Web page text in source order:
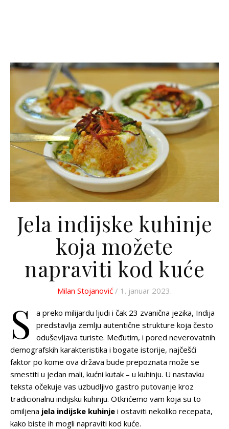
Jela indijske kuhinje
koja možete
napraviti kod kuće
Milan Stojanović / 1. januar 2023.
S
a preko milijardu ljudi i čak 23 zvanična jezika, Indija
predstavlja zemlju autentične strukture koja često
oduševljava turiste. Međutim, i pored neverovatnih
demografskih karakteristika i bogate istorije, najčešći
faktor po kome ova država bude prepoznata može se
smestiti u jedan mali, kućni kutak – u kuhinju. U nastavku
teksta očekuje vas uzbudljivo gastro putovanje kroz
tradicionalnu indijsku kuhinju. Otkrićemo vam koja su to
omiljena jela indijske kuhinje i ostaviti nekoliko recepata,
kako biste ih mogli napraviti kod kuće.